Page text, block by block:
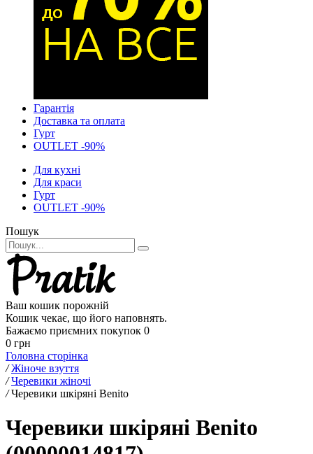
Гарантія
Доставка та оплата
Гурт
OUTLET -90%
Для кухні
Для краси
Гурт
OUTLET -90%
Пошук
Ваш кошик порожній
Кошик чекає, що його наповнять.
Бажаємо приємних покупок 0
0 грн
Головна сторінка
/ Жіноче взуття
/ Черевики жіночі
/ Черевики шкіряні Benito
Черевики шкіряні Benito